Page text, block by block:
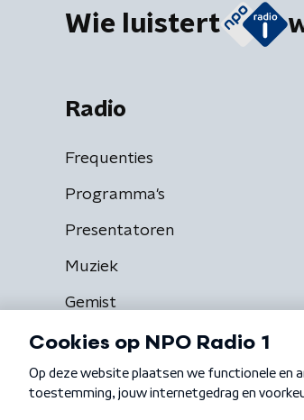
Wie luistert
Radio
Frequenties
Programma's
Presentatoren
Muziek
Gemist
Algemene voorwaarden Privacybeleid